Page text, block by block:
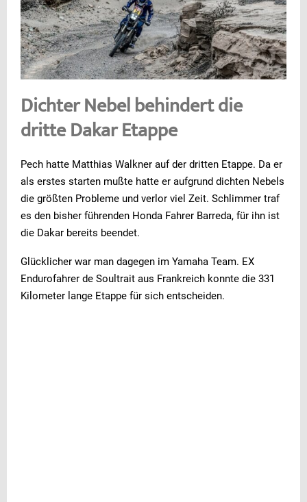
Dichter Nebel behindert die
dritte Dakar Etappe
Pech hatte Matthias Walkner auf der dritten Etappe. Da er
als erstes starten mußte hatte er aufgrund dichten Nebels
die größten Probleme und verlor viel Zeit. Schlimmer traf
es den bisher führenden Honda Fahrer Barreda, für ihn ist
die Dakar bereits beendet.
Glücklicher war man dagegen im Yamaha Team. EX
Endurofahrer de Soultrait aus Frankreich konnte die 331
Kilometer lange Etappe für sich entscheiden.